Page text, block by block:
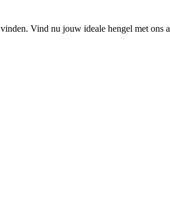
Vind nu jouw ideale hengel met ons